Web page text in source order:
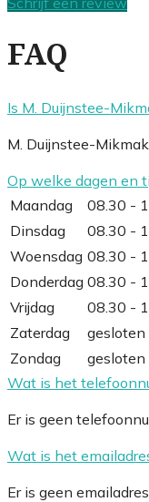
FAQ
Is M. Duijnstee-
M. Duijnstee-
Op welke dagen en
Maandag
08.30 -
Dinsdag
08.30 -
Woensdag 08.30 -
Donderdag 08.30 -
Vrijdag
08.30 -
Zaterdag
gesloten
Zondag
gesloten
Wat is het
Er is geen
Wat is het
Er is geen